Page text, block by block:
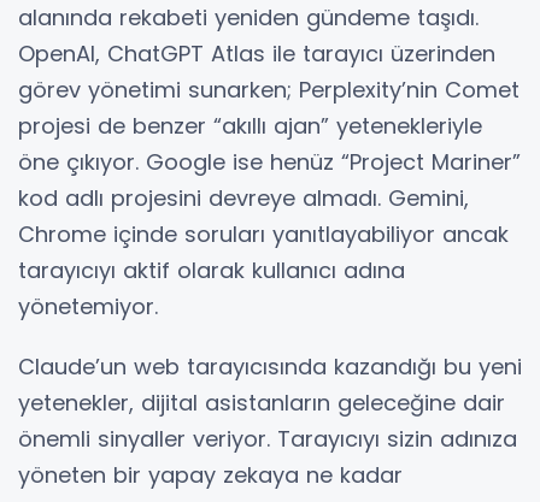
alanında rekabeti yeniden gündeme taşıdı.
OpenAI, ChatGPT Atlas ile tarayıcı üzerinden
görev yönetimi sunarken; Perplexity’nin Comet
projesi de benzer “akıllı ajan” yetenekleriyle
öne çıkıyor. Google ise henüz “Project Mariner”
kod adlı projesini devreye almadı. Gemini,
Chrome içinde soruları yanıtlayabiliyor ancak
tarayıcıyı aktif olarak kullanıcı adına
yönetemiyor.
Claude’un web tarayıcısında kazandığı bu yeni
yetenekler, dijital asistanların geleceğine dair
önemli sinyaller veriyor. Tarayıcıyı sizin adınıza
yöneten bir yapay zekaya ne kadar